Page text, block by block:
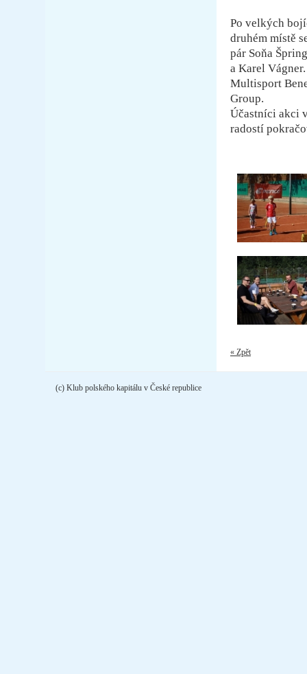
Po velkých
druhém místě
pár Soňa
a Karel
Multisport
Group.
Účastníci akci
radostí
« Zpět
(c) Klub polského kapitálu v České republice